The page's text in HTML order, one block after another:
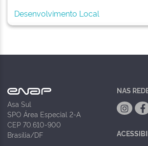
Desenvolvimento Local
Asa Sul
SPO Área Especial 2-A
CEP 70.610-900
Brasília/DF
NAS